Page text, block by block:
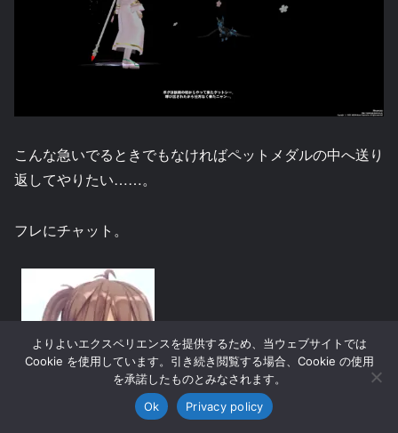
こんな急いでるときでもなければペットメダルの中へ送り
返してやりたい……。
フレにチャット。
Kさんのタイトルのおかげで
助かりましたよ
ケットシー買っちゃいまし
た～、これで勝てる！
SNSシェア
よりよいエクスペリエンスを提供するため、当ウェブサイトでは
Cookie を使用しています。引き続き閲覧する場合、Cookie の使用
を承諾したものとみなされます。
Ok
Privacy policy